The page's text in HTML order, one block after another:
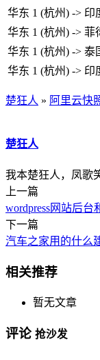
华东 1 (杭州) -> 印
华东 1 (杭州) -> 菲
华东 1 (杭州) -> 泰
华东 1 (杭州) -> 印
楚狂人 » 阿里云快
楚狂人
我本楚狂人，凤歌
上一篇
wordpress网站后
下一篇
汽车之家用的什么
相关推荐
暂无文章
评论 抢沙发